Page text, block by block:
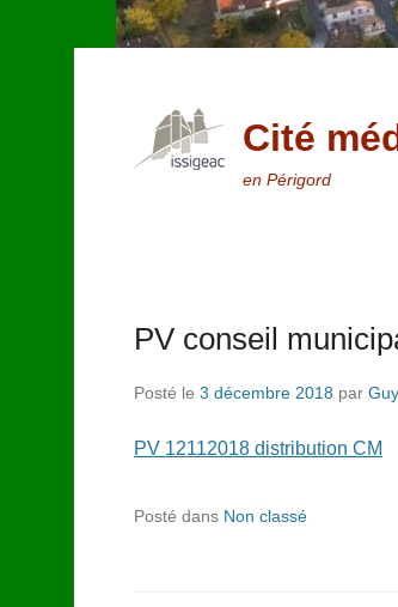
Cité
en Périgord
PV conseil
Posté le 3 décembre 2018 par
PV 12112018 distribution CM
Posté dans Non classé